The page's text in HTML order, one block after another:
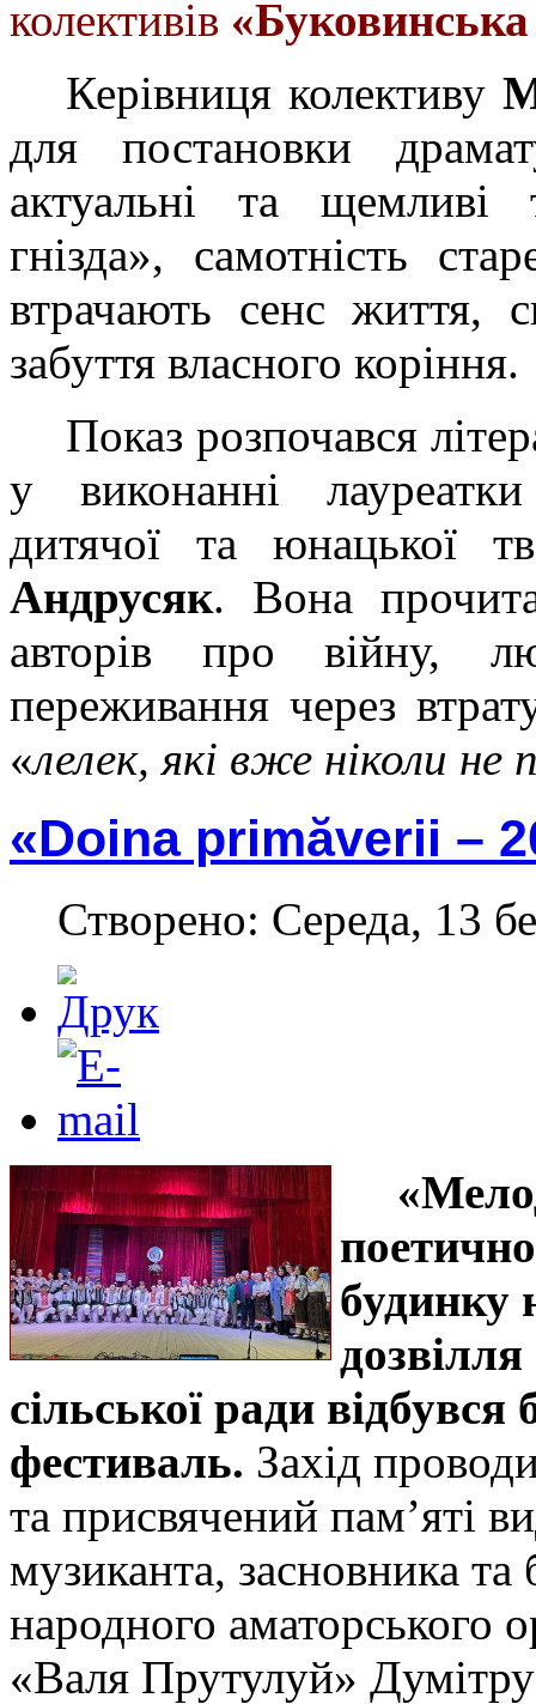
колективів
Керівниця колективу
для постановки
актуальні та
гнізда», самотність
втрачають сенс життя,
забуття власного коріння.
Показ розпочався
у виконанні
дитячої та юнацької
Андрусяк. Вона
авторів про війну,
переживання через
«лелек, які вже ніколи не
«Doina primăverii –
Створено: Середа, 13
будинку
сільської ради
фестиваль. Захід
та присвячений пам’яті
музиканта, засновника та
народного аматорського
«Валя Прутулуй»